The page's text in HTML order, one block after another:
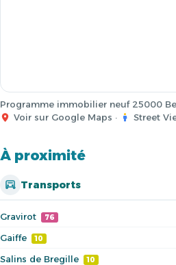
Programme immobilier neuf 25000
Voir sur Google Maps · Street
À proximité
Transports
Gravirot 76
Gaiffe 10
Salins de Bregille 10